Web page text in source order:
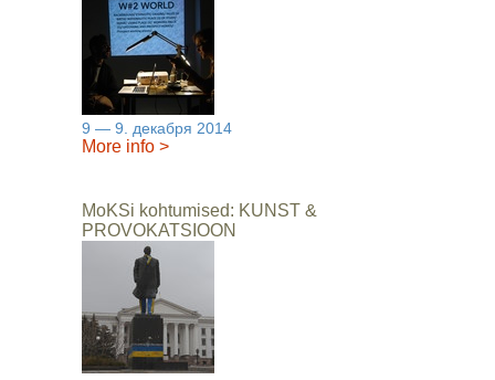
9 — 9. декабря 2014
More info >
MoKSi kohtumised: KUNST &
PROVOKATSIOON